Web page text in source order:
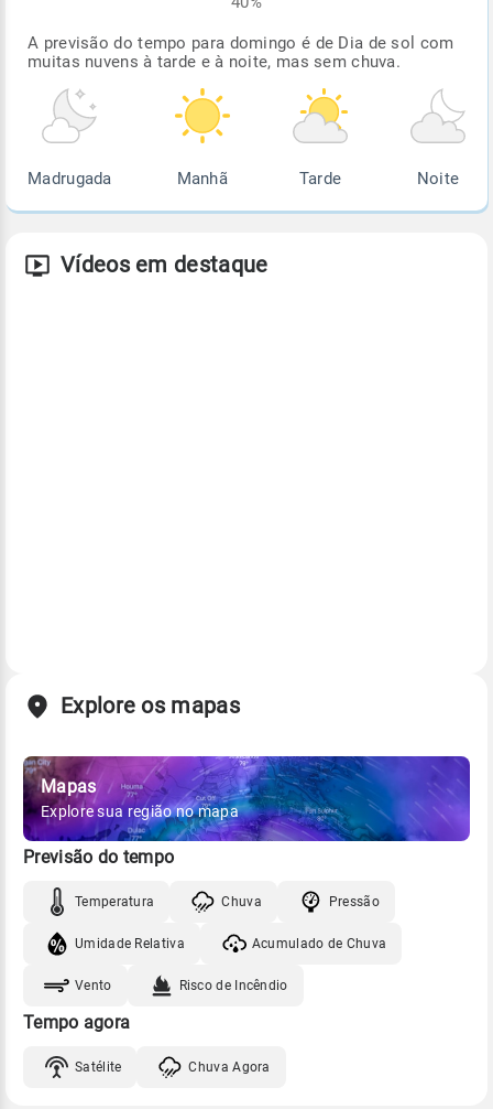
A previsão do tempo para domingo é de Dia de sol com
muitas nuvens à tarde e à noite, mas sem chuva.
Madrugada Manhã Tarde Noite
Vídeos em destaque
Explore os mapas
Mapas
Explore sua região no mapa
Previsão do tempo
Temperatura Chuva Pressão
Umidade Relativa Acumulado de Chuva
Vento Risco de Incêndio
Tempo agora
Satélite Chuva Agora